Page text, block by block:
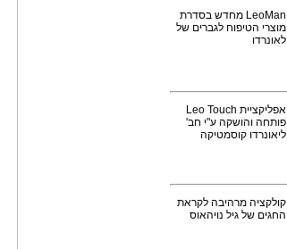
LeoMan מחדש בסדרת
מוצרי הטיפוח לגברים של
לאונרדו
אפליקציית Leo Touch
פותחה והושקה ע"י חב'
ליאונרדו קוסמטיקה
קולקציה מרהיבה לקראת
החגים של גיל נויהאוס